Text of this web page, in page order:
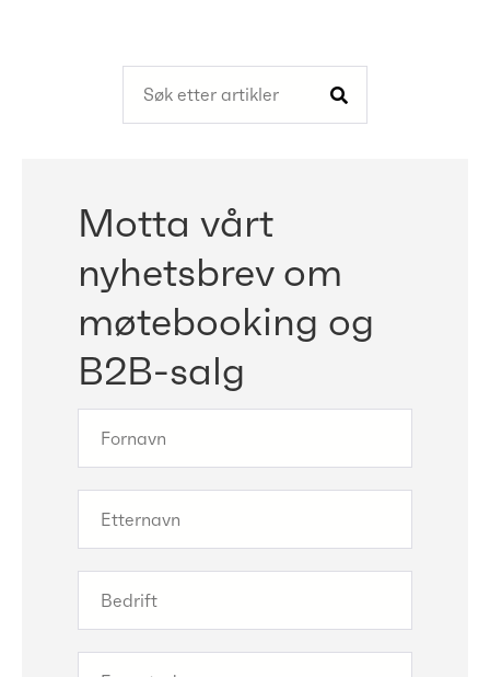
Motta vårt
nyhetsbrev om
møtebooking og
B2B-salg